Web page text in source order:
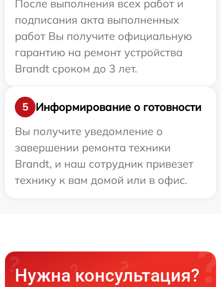
После выполнения всех работ и
подписания акта выполненных
работ Вы получите официальную
гарантию на ремонт устройства
Brandt сроком до 3 лет.
5
Информирование о готовности
Вы получите уведомление о
завершении ремонта техники
Brandt, и наш сотрудник привезет
технику к вам домой или в офис.
Нужна консультация?